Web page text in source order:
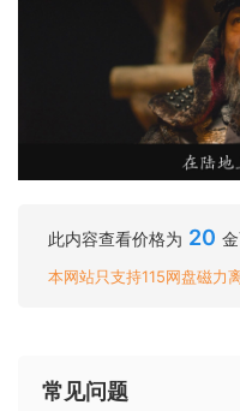
此内容查看价格为 20
本网站只支持115网盘磁力
常见问题